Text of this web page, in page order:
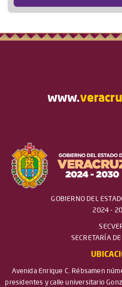
www.
GOBIERNO DEL
2024 -
SECRETARÍA
Avenida Enrique C. Rébsamen
presidentes y calle universitario